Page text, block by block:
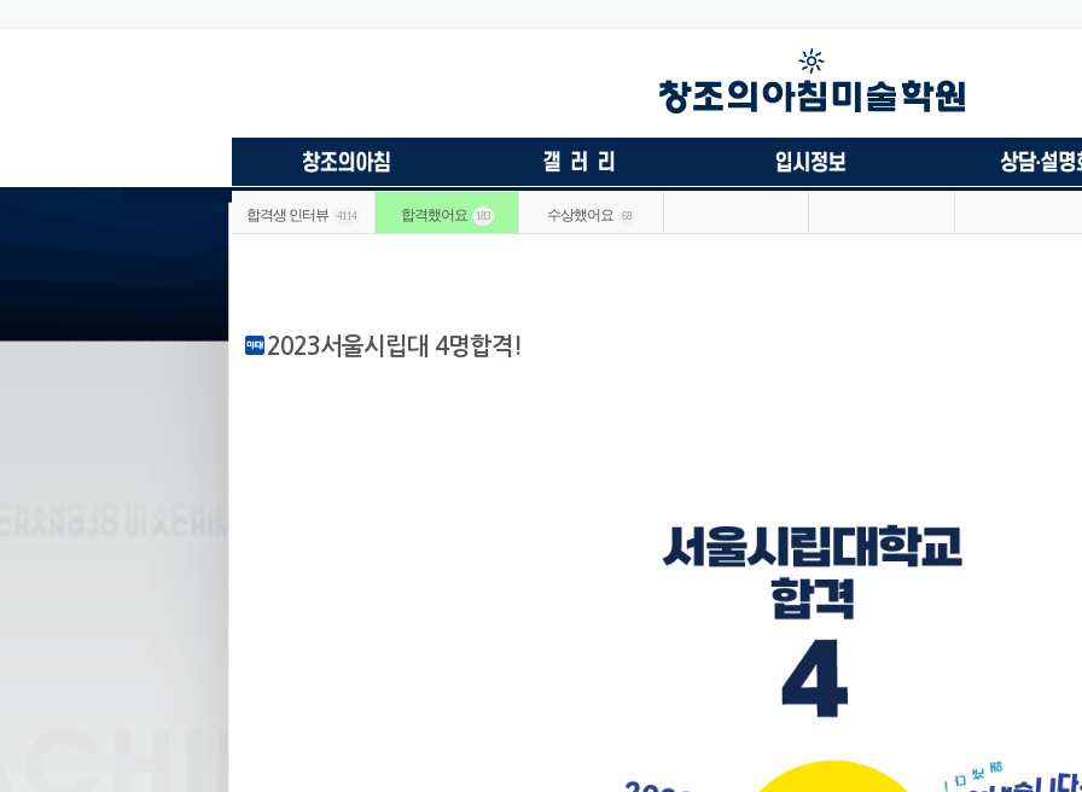
합격생 인터뷰 4114 합격했어요 183 수상했어요 68
2023서울시립대 4명합격!